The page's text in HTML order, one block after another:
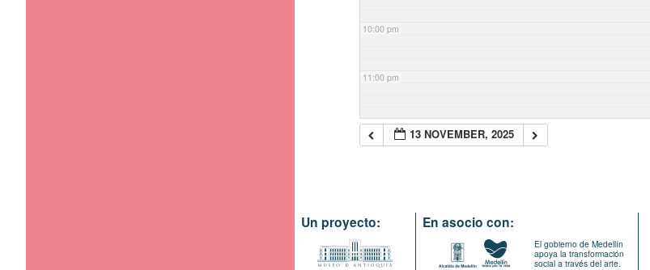
10:00 pm
11:00 pm
13 NOVEMBER, 2025
Un proyecto: En asocio con:
El gobierno de Medellín
apoya la transformación
social a través del arte.